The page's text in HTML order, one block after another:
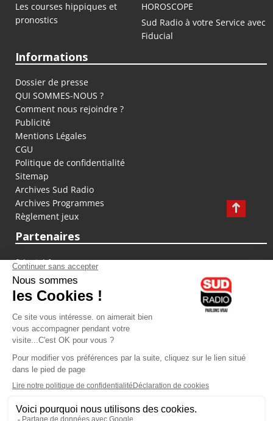
Les courses hippiques et
pronostics
HOROSCOPE
Sud Radio à votre Service avec
Fiducial
Informations
Dossier de presse
QUI SOMMES-NOUS ?
Comment nous rejoindre ?
Publicité
Mentions Légales
CGU
Politique de confidentialité
Sitemap
Archives Sud Radio
Archives Programmes
Règlement jeux
Partenaires
fiducial.fr
lyoncapitale.fr
olympique-et-lyonnais.com
L'application Iphone / Android
Téléchargez l'application
Les cookies
Gestion des cookies